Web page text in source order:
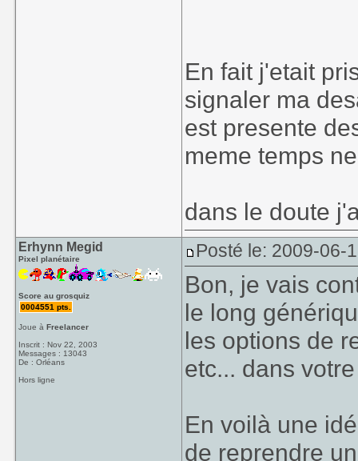
une
1° HS :
Ne pas
film
ou pas
Qu'est ce que
l'impression
la réponse est
contre toi
bon j'arrète,
En fait j'etait
signaler ma
est presente
meme temps
dans le doute
Erhynn Megid
Pixel planétaire
Score au grosquiz
0004551 pts.
Joue àFreelancer
Inscrit : Nov 22, 2003
Messages : 13043
De : Orléans
Hors ligne
Posté le: 2009-06-
Bon, je vais
le long
les options de
etc... dans
En voilà une
de reprendre